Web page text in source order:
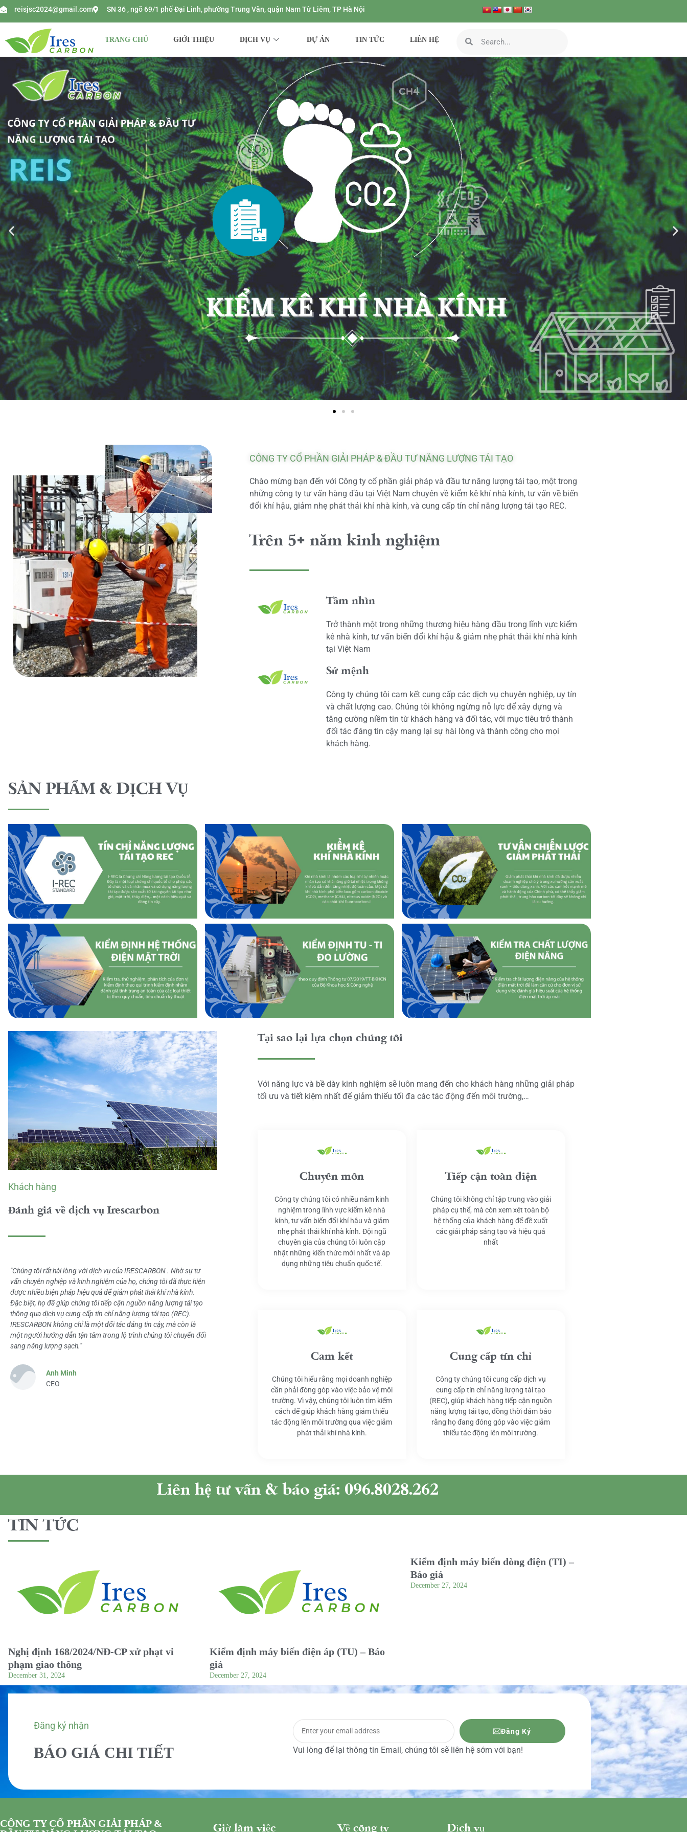
reisjsc2024@gmail.com SN 36 , ngõ 69/1 phố Đại Linh, phường Trung Văn, quận Nam Từ Liêm, TP Hà Nội
TRANG CHỦ GIỚI THIỆU DỊCH VỤ DỰ ÁN TIN TỨC LIÊN HỆ
CÔNG TY CỔ PHẦN GIẢI PHÁP & ĐẦU TƯ NĂNG LƯỢNG TÁI TẠO
Chào mừng bạn đến với Công ty cổ phần giải pháp và đầu tư năng lượng tái tạo, một trong
những công ty tư vấn hàng đầu tại Việt Nam chuyên về kiểm kê khí nhà kính, tư vấn về biến
đổi khí hậu, giảm nhẹ phát thải khí nhà kính, và cung cấp tín chỉ năng lượng tái tạo REC.
Trên 5+ năm kinh nghiệm
Tầm nhìn
Trở thành một trong những thương hiệu hàng đầu trong lĩnh vực kiểm
kê nhà kính, tư vấn biến đổi khí hậu & giảm nhẹ phát thải khí nhà kính
tại Việt Nam
Sứ mệnh
Công ty chúng tôi cam kết cung cấp các dịch vụ chuyên nghiệp, uy tín
và chất lượng cao. Chúng tôi không ngừng nỗ lực để xây dựng và
tăng cường niềm tin từ khách hàng và đối tác, với mục tiêu trở thành
đối tác đáng tin cậy mang lại sự hài lòng và thành công cho mọi
khách hàng.
SẢN PHẨM & DỊCH VỤ
Khách hàng
Đánh giá về dịch vụ Irescarbon
"Chúng tôi rất hài lòng với dịch vụ của IRESCARBON . Nhờ sự tư
vấn chuyên nghiệp và kinh nghiệm của họ, chúng tôi đã thực hiện
được nhiều biện pháp hiệu quả để giảm phát thải khí nhà kính.
Đặc biệt, họ đã giúp chúng tôi tiếp cận nguồn năng lượng tái tạo
thông qua dịch vụ cung cấp tín chỉ năng lượng tái tạo (REC).
IRESCARBON không chỉ là một đối tác đáng tin cậy, mà còn là
một người hướng dẫn tận tâm trong lộ trình chúng tôi chuyển đổi
sang năng lượng sạch."
Anh Minh
CEO
Tại sao lại lựa chọn chúng tôi
Với năng lực và bề dày kinh nghiệm sẽ luôn mang đến cho khách hàng những giải pháp
tối ưu và tiết kiệm nhất để giảm thiểu tối đa các tác động đến môi trường,…
Chuyên môn
Công ty chúng tôi có nhiều năm kinh
nghiệm trong lĩnh vực kiểm kê nhà
kính, tư vấn biến đổi khí hậu và giảm
nhẹ phát thải khí nhà kính. Đội ngũ
chuyên gia của chúng tôi luôn cập
nhật những kiến thức mới nhất và áp
dụng những tiêu chuẩn quốc tế.
Tiếp cận toàn diện
Chúng tôi không chỉ tập trung vào giải
pháp cụ thể, mà còn xem xét toàn bộ
hệ thống của khách hàng để đề xuất
các giải pháp sáng tạo và hiệu quả
nhất
Cam kết
Chúng tôi hiểu rằng mọi doanh nghiệp
cần phải đóng góp vào việc bảo vệ môi
trường. Vì vậy, chúng tôi luôn tìm kiếm
cách để giúp khách hàng giảm thiểu
tác động lên môi trường qua việc giảm
phát thải khí nhà kính.
Cung cấp tín chỉ
Công ty chúng tôi cung cấp dịch vụ
cung cấp tín chỉ năng lượng tái tạo
(REC), giúp khách hàng tiếp cận nguồn
năng lượng tái tạo, đồng thời đảm bảo
rằng họ đang đóng góp vào việc giảm
thiểu tác động lên môi trường.
Liên hệ tư vấn & báo giá: 096.8028.262
TIN TỨC
Nghị định 168/2024/NĐ-CP xử phạt vi
phạm giao thông
December 31, 2024
Kiểm định máy biến điện áp (TU) – Báo
giá
December 27, 2024
Kiểm định máy biến dòng điện (TI) –
Báo giá
December 27, 2024
Đăng ký nhận
BÁO GIÁ CHI TIẾT
Đăng Ký
Vui lòng để lại thông tin Email, chúng tôi sẽ liên hệ sớm với bạn!
CÔNG TY CỔ PHẦN GIẢI PHÁP &
Giờ làm việc Về công ty Dịch vụ